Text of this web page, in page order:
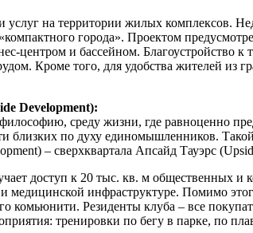
на территории жилых комплексов.
города». Проектом
центром и бассейном. Благоустройство
Кроме того, для удобства жителей из
Development):
среду жизни, где равноценно
близких по духу единомышленников.
– сверхквартала Апсайд Тауэрс
доступ к 20 тыс. кв. м общественных и
инфраструктуре. Помимо
комьюнити. Резиденты клуба – все
тренировки по бегу в парке, по